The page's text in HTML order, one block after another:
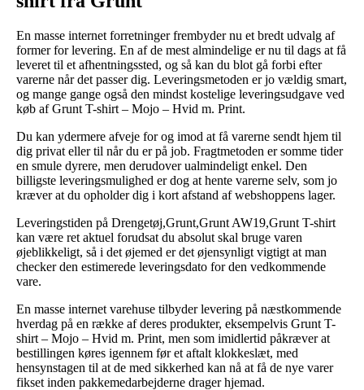
En masse internet forretninger frembyder nu et bredt udvalg af
former for levering. En af de mest almindelige er nu til dags at få
leveret til et afhentningssted, og så kan du blot gå forbi efter
varerne når det passer dig. Leveringsmetoden er jo vældig smart,
og mange gange også den mindst kostelige leveringsudgave ved
køb af Grunt T-shirt – Mojo – Hvid m. Print.
Du kan ydermere afveje for og imod at få varerne sendt hjem til
dig privat eller til når du er på job. Fragtmetoden er somme tider
en smule dyrere, men derudover ualmindeligt enkel. Den
billigste leveringsmulighed er dog at hente varerne selv, som jo
kræver at du opholder dig i kort afstand af webshoppens lager.
Leveringstiden på Drengetøj,Grunt,Grunt AW19,Grunt T-shirt
kan være ret aktuel forudsat du absolut skal bruge varen
øjeblikkeligt, så i det øjemed er det øjensynligt vigtigt at man
checker den estimerede leveringsdato for den vedkommende
vare.
En masse internet varehuse tilbyder levering på næstkommende
hverdag på en række af deres produkter, eksempelvis Grunt T-
shirt – Mojo – Hvid m. Print, men som imidlertid påkræver at
bestillingen køres igennem før et aftalt klokkeslæt, med
hensynstagen til at de med sikkerhed kan nå at få de nye varer
fikset inden pakkemedarbejderne drager hjemad.